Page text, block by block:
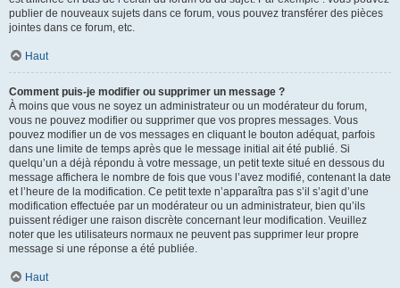
publier de nouveaux sujets dans ce forum, vous pouvez transférer des pièces
jointes dans ce forum, etc.
Haut
Comment puis-je modifier ou supprimer un message ?
À moins que vous ne soyez un administrateur ou un modérateur du forum,
vous ne pouvez modifier ou supprimer que vos propres messages. Vous
pouvez modifier un de vos messages en cliquant le bouton adéquat, parfois
dans une limite de temps après que le message initial ait été publié. Si
quelqu’un a déjà répondu à votre message, un petit texte situé en dessous du
message affichera le nombre de fois que vous l’avez modifié, contenant la date
et l’heure de la modification. Ce petit texte n’apparaîtra pas s’il s’agit d’une
modification effectuée par un modérateur ou un administrateur, bien qu’ils
puissent rédiger une raison discrète concernant leur modification. Veuillez
noter que les utilisateurs normaux ne peuvent pas supprimer leur propre
message si une réponse a été publiée.
Haut